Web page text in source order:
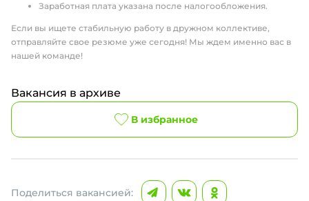
Заработная плата указана после налогообложения.
Если вы ищете стабильную работу в дружном коллективе,
отправляйте свое резюме уже сегодня! Мы ждем именно вас в
нашей команде!
Вакансия в архиве
В избранное
Поделиться вакансией: